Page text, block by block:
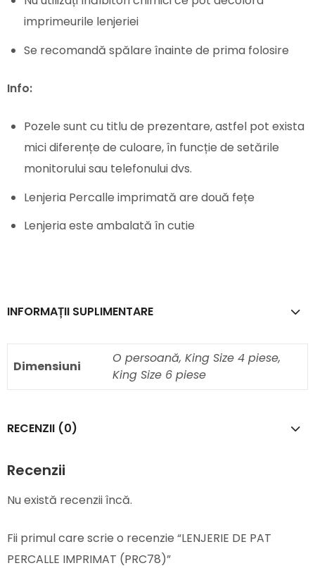
imprimeurile lenjeriei
Se recomandă spălare înainte de prima folosire
Info:
Pozele sunt cu titlu de prezentare, astfel pot exista
mici diferențe de culoare, în funcție de setările
monitorului sau telefonului dvs.
Lenjeria Percalle imprimată are două fețe
Lenjeria este ambalată în cutie
INFORMAȚII SUPLIMENTARE
Dimensiuni
O persoană, King Size 4 piese,
King Size 6 piese
RECENZII (0)
Recenzii
Nu există recenzii încă.
Fii primul care scrie o recenzie “LENJERIE DE PAT
PERCALLE IMPRIMAT (PRC78)”